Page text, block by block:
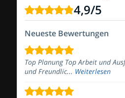
4,9/5
Neueste Bewertungen
Top Planung Top Arbeit und
und Freundlic... Weiterlesen